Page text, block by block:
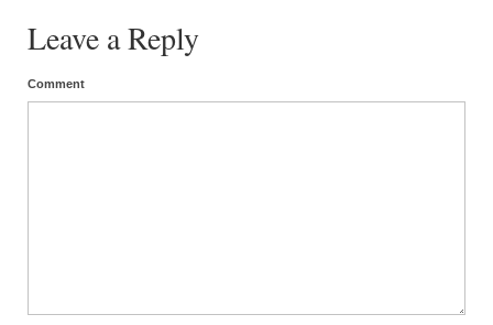
Leave a Reply
Comment